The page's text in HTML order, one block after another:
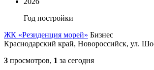
Год постройки
ЖК «Резиденция морей» Бизнес
Краснодарский край, Новороссийск, ул.
3 просмотров, 1 за сегодня